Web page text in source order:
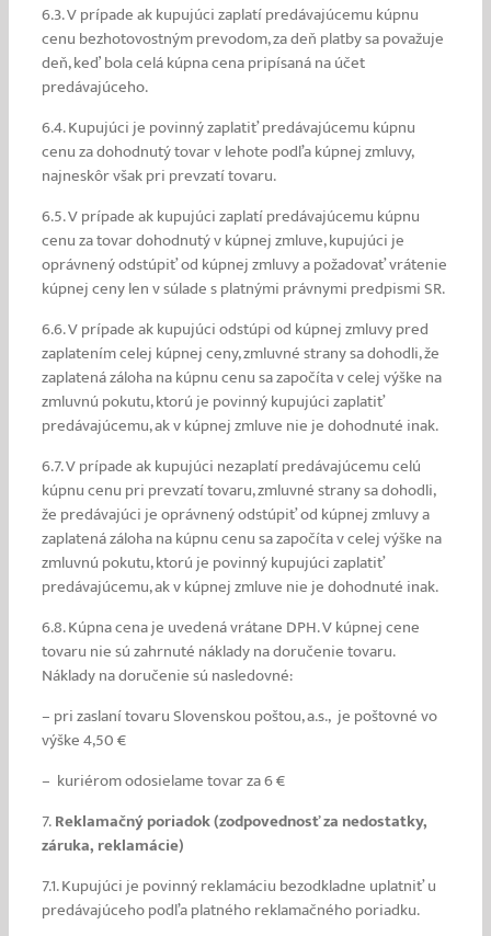
6.3. V prípade ak kupujúci zaplatí predávajúcemu kúpnu
cenu bezhotovostným prevodom, za deň platby sa považuje
deň, keď bola celá kúpna cena pripísaná na účet
predávajúceho.
6.4. Kupujúci je povinný zaplatiť predávajúcemu kúpnu
cenu za dohodnutý tovar v lehote podľa kúpnej zmluvy,
najneskôr však pri prevzatí tovaru.
6.5. V prípade ak kupujúci zaplatí predávajúcemu kúpnu
cenu za tovar dohodnutý v kúpnej zmluve, kupujúci je
oprávnený odstúpiť od kúpnej zmluvy a požadovať vrátenie
kúpnej ceny len v súlade s platnými právnymi predpismi SR.
6.6. V prípade ak kupujúci odstúpi od kúpnej zmluvy pred
zaplatením celej kúpnej ceny, zmluvné strany sa dohodli, že
zaplatená záloha na kúpnu cenu sa započíta v celej výške na
zmluvnú pokutu, ktorú je povinný kupujúci zaplatiť
predávajúcemu, ak v kúpnej zmluve nie je dohodnuté inak.
6.7. V prípade ak kupujúci nezaplatí predávajúcemu celú
kúpnu cenu pri prevzatí tovaru, zmluvné strany sa dohodli,
že predávajúci je oprávnený odstúpiť od kúpnej zmluvy a
zaplatená záloha na kúpnu cenu sa započíta v celej výške na
zmluvnú pokutu, ktorú je povinný kupujúci zaplatiť
predávajúcemu, ak v kúpnej zmluve nie je dohodnuté inak.
6.8. Kúpna cena je uvedená vrátane DPH. V kúpnej cene
tovaru nie sú zahrnuté náklady na doručenie tovaru.
Náklady na doručenie sú nasledovné:
– pri zaslaní tovaru Slovenskou poštou, a.s., je poštovné vo
výške 4,50 €
– kuriérom odosielame tovar za 6 €
7.Reklamačný poriadok (zodpovednosť za nedostatky,
záruka, reklamácie)
7.1. Kupujúci je povinný reklamáciu bezodkladne uplatniť u
predávajúceho podľa platného reklamačného poriadku.